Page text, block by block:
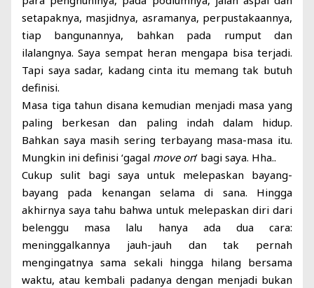
setapaknya, masjidnya, asramanya, perpustakaannya,
tiap bangunannya, bahkan pada rumput dan
ilalangnya. Saya sempat heran mengapa bisa terjadi.
Tapi saya sadar, kadang cinta itu memang tak butuh
definisi.
Masa tiga tahun disana kemudian menjadi masa yang
paling berkesan dan paling indah dalam hidup.
Bahkan saya masih sering terbayang masa-masa itu.
Mungkin ini definisi ‘gagal move on’ bagi saya. Hha..
Cukup sulit bagi saya untuk melepaskan bayang-
bayang pada kenangan selama di sana. Hingga
akhirnya saya tahu bahwa untuk melepaskan diri dari
belenggu masa lalu hanya ada dua cara:
meninggalkannya jauh-jauh dan tak pernah
mengingatnya sama sekali hingga hilang bersama
waktu, atau kembali padanya dengan menjadi bukan